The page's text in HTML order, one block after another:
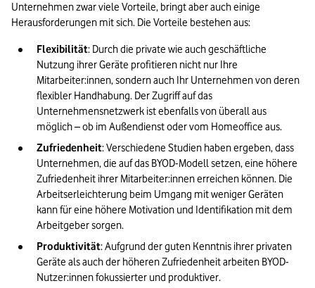
Unternehmen zwar viele Vorteile, bringt aber auch einige
Herausforderungen mit sich. Die Vorteile bestehen aus:
Flexibilität: Durch die private wie auch geschäftliche
Nutzung ihrer Geräte profitieren nicht nur Ihre
Mitarbeiter:innen, sondern auch Ihr Unternehmen von deren
flexibler Handhabung. Der Zugriff auf das
Unternehmensnetzwerk ist ebenfalls von überall aus
möglich – ob im Außendienst oder vom Homeoffice aus.
Zufriedenheit: Verschiedene Studien haben ergeben, dass
Unternehmen, die auf das BYOD-Modell setzen, eine höhere
Zufriedenheit ihrer Mitarbeiter:innen erreichen können. Die
Arbeitserleichterung beim Umgang mit weniger Geräten
kann für eine höhere Motivation und Identifikation mit dem
Arbeitgeber sorgen.
Produktivität: Aufgrund der guten Kenntnis ihrer privaten
Geräte als auch der höheren Zufriedenheit arbeiten BYOD-
Nutzer:innen fokussierter und produktiver.